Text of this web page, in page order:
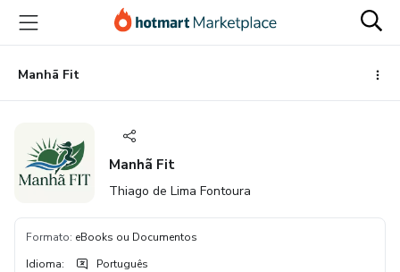
para
conteúdo
principal
para
pagamento
para
rodapé
Manhã Fit
Manhã Fit
Thiago de Lima Fontoura
Formato: eBooks ou Documentos
Idioma: Português